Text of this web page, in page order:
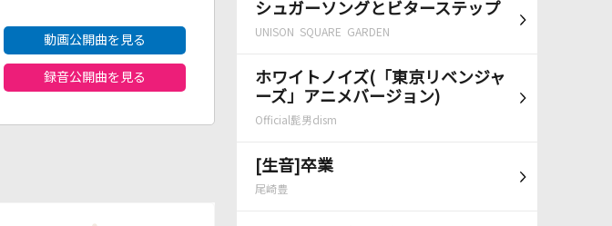
シュガーソングとビターステップ
UNISON SQUARE GARDEN
ホワイトノイズ(「東京リベンジャ
ーズ」アニメバージョン)
Official髭男dism
[生音]卒業
尾崎豊
動画公開曲を見る
録音公開曲を見る